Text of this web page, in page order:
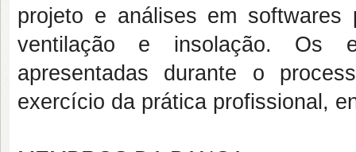
projeto e análises em softwares
ventilação e insolação. Os
apresentadas durante o
exercício da prática profissional,